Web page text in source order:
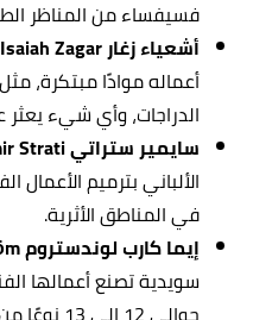
فسيفساء من المناظر
أشعياء زغار Isaiah Zagar:
أعماله موادًا مبتكرة،
الدراجات، وأي شيء
سايمير ستراتي Saimir Strati:
الألباني بترميم
في المناطق الأثرية.
إيما كارب لوندستروم Emma Karp Lundström:
سويدية تصنع أعمالها